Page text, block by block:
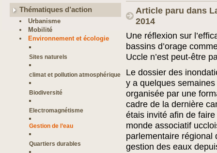
Thématiques d’action
Urbanisme
Mobilité
Environnement et écologie
Sites naturels
climat et pollution atmosphérique
Biodiversité
Electromagnétisme
Gestion de l’eau
Quartiers durables
Article paru dans
2014
Une réflexion sur
bassins d’orage
Uccle n’est peut-être
Le dossier des
y a quelques semaines
organisée par une
cadre de la dernière
étais invité afin de
monde associatif
parlementaire régional
gestion des eaux